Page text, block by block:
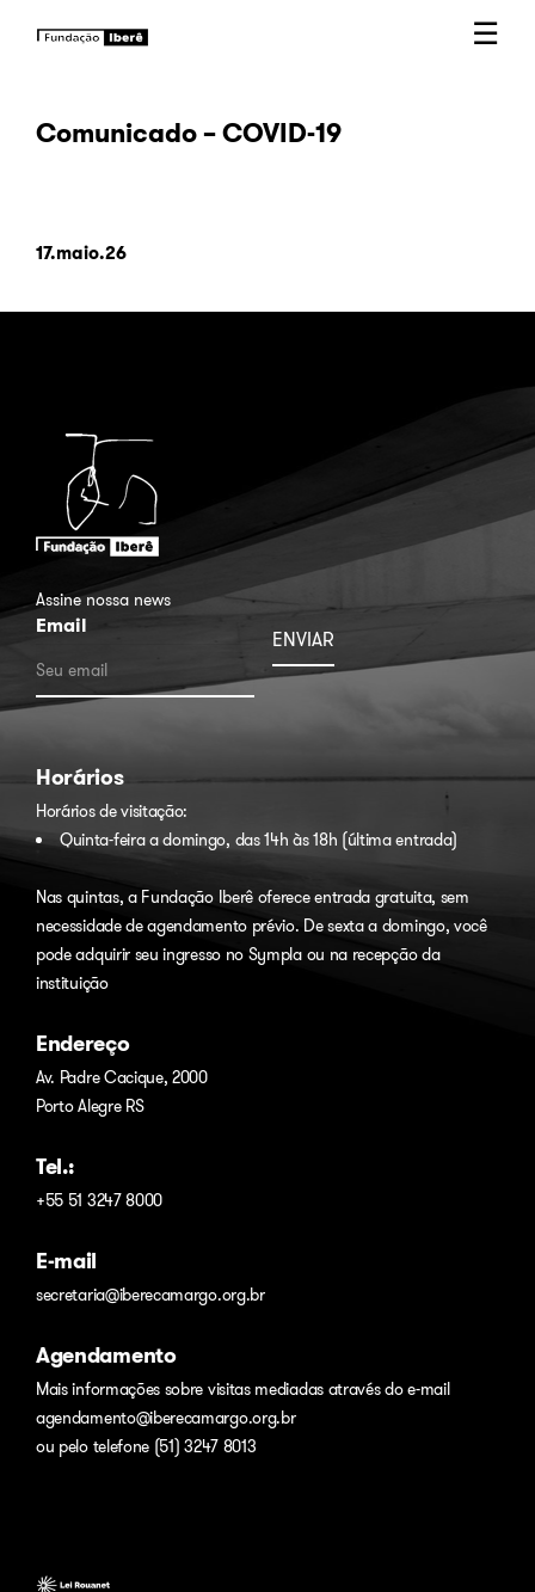
☰
Comunicado – COVID-19
17.maio.26
Assine nossa news
Email
Horários
Horários de visitação:
Quinta-feira a domingo, das 14h às 18h (última entrada)
Nas quintas, a Fundação Iberê oferece entrada gratuita, sem
necessidade de agendamento prévio. De sexta a domingo, você
pode adquirir seu ingresso no Symplaou na recepção da
instituição
Endereço
Av. Padre Cacique, 2000
Porto Alegre RS
Tel.:
+55 51 3247 8000
E-mail
secretaria@iberecamargo.org.br
Agendamento
Mais informações sobre visitas mediadas através do e-mail
agendamento@iberecamargo.org.br
ou pelo telefone (51) 3247 8013